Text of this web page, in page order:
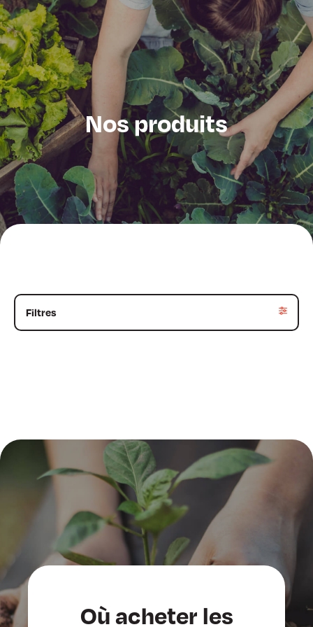
Nos produits
Filtres
Graviers et sables
Produits antidérapants
Bois de foyer et produits de chauffage
Sous-catégories
Où acheter les